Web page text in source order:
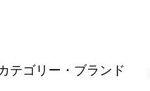
テゴリー・ブランド